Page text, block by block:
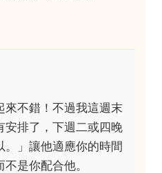
來不錯！不過我這週末
安排了，下週二或四晚
。」讓他適應你的時間
不是你配合他。